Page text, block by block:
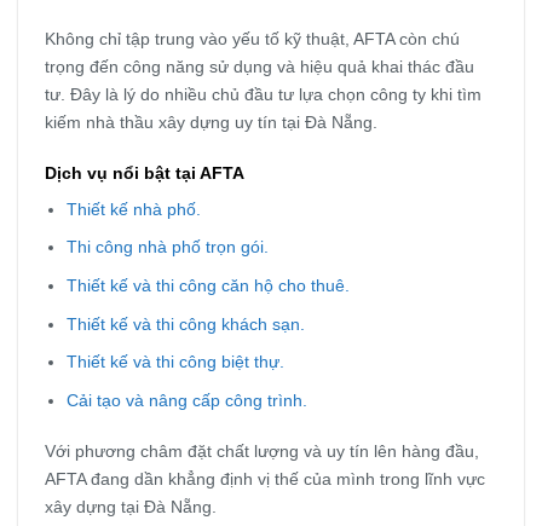
Không chỉ tập trung vào yếu tố kỹ thuật, AFTA còn chú
trọng đến công năng sử dụng và hiệu quả khai thác đầu
tư. Đây là lý do nhiều chủ đầu tư lựa chọn công ty khi tìm
kiếm nhà thầu xây dựng uy tín tại Đà Nẵng.
Dịch vụ nổi bật tại AFTA
Thiết kế nhà phố.
Thi công nhà phố trọn gói.
Thiết kế và thi công căn hộ cho thuê.
Thiết kế và thi công khách sạn.
Thiết kế và thi công biệt thự.
Cải tạo và nâng cấp công trình.
Với phương châm đặt chất lượng và uy tín lên hàng đầu,
AFTA đang dần khẳng định vị thế của mình trong lĩnh vực
xây dựng tại Đà Nẵng.